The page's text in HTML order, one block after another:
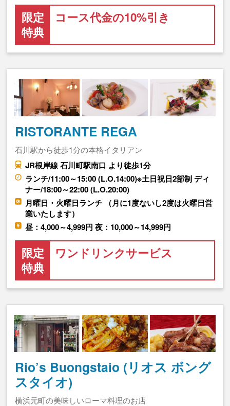
限定
特典
コース代金の10%引き
RISTORANTE REGA
石川駅から徒歩1分の本格イタリアン
JR根岸線 石川町駅南口 より徒歩1分
ランチ/11:00～15:00 (L.O.14:00)※土日祝日2部制 ディ
ナー/18:00～22:00 (L.O.20:00)
月曜日・火曜日ランチ （月に1度ないし2度は火曜日営
業いたします）
昼：4,000～4,999円 夜：10,000～14,999円
限定
特典
ワンドリンクサービス
Rio’s Buongstaio (リオス ボング
スタイオ)
横浜元町の美味しいローマ料理のお店